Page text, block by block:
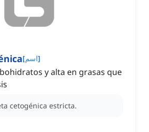
[اسم]
y alta en grasas que
cetogénica estricta.